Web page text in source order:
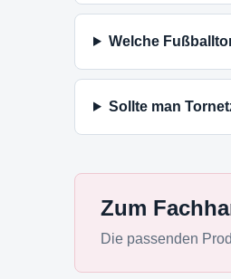
Welche
Sollte man
Zum
Die passenden